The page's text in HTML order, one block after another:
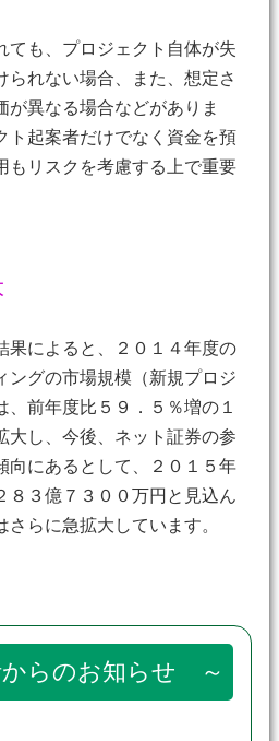
ても、プロジェクト自体が失
られない場合、また、想定さ
が異なる場合などがありま
ト起案者だけでなく資金を預
もリスクを考慮する上で重要
果によると、２０１４年度の
ングの市場規模（新規プロジ
、前年度比５９．５％増の１
大し、今後、ネット証券の参
向にあるとして、２０１５年
８３億７３００万円と見込ん
らに急拡大しています。
らのお知らせ ～